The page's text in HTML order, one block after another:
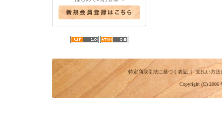
特定商取引法に基づく表記｜支払い方法
Copyright (C) 2006